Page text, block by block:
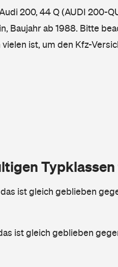
200, 44 Q (AUDI 200-
Baujahr ab 1988. Bitte
ist, um den Kfz-
das ist gleich geblieben
ist gleich geblieben